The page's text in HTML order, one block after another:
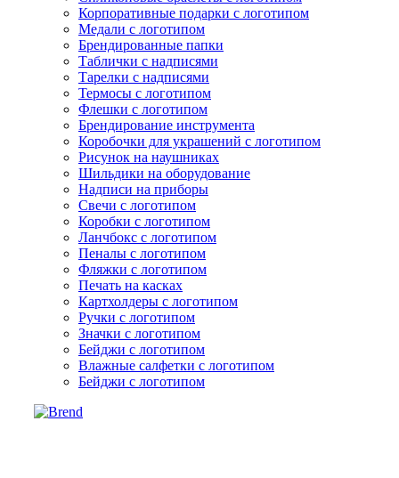
Корпоративные подарки с логотипом
Медали с логотипом
Брендированные папки
Таблички с надписями
Тарелки с надписями
Термосы с логотипом
Флешки с логотипом
Брендирование инструмента
Коробочки для украшений с логотипом
Рисунок на наушниках
Шильдики на оборудование
Надписи на приборы
Свечи с логотипом
Коробки с логотипом
Ланчбокс с логотипом
Пеналы с логотипом
Фляжки с логотипом
Печать на касках
Картхолдеры с логотипом
Ручки с логотипом
Значки с логотипом
Бейджи с логотипом
Влажные салфетки с логотипом
Бейджи с логотипом